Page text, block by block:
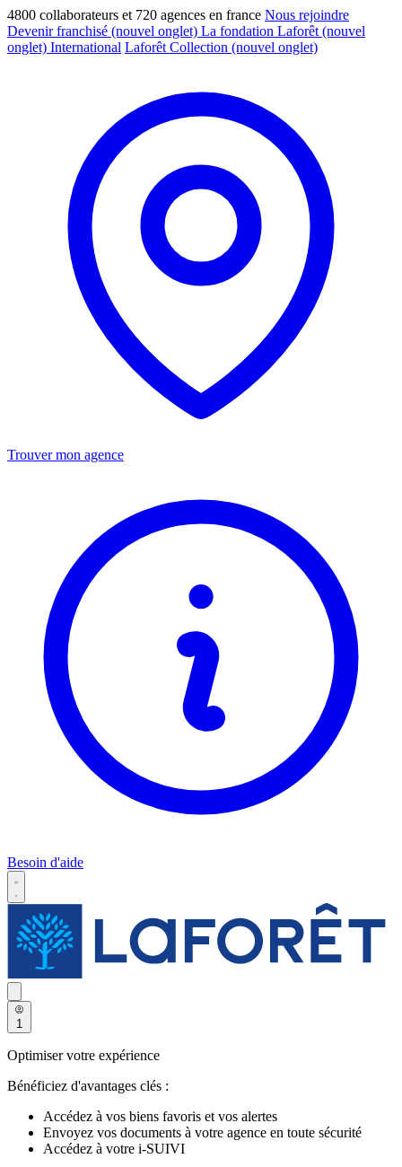
4800 collaborateurs et 720 agences en france Nous rejoindre
Devenir franchisé (nouvel onglet) La fondation Laforêt (nouvel
onglet) International Laforêt Collection (nouvel onglet)
Trouver mon agence
Besoin d'aide
1
Optimiser votre expérience
Bénéficiez d'avantages clés :
Accédez à vos biens favoris et vos alertes
Envoyez vos documents à votre agence en toute sécurité
Accédez à votre i-SUIVI